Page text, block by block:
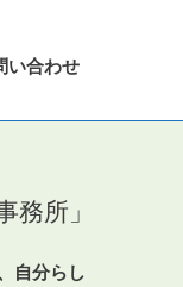
い合わせ
務所」
自分らし